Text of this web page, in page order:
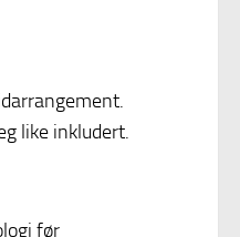
like inkludert.
før